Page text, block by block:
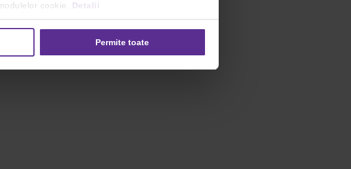
cookie. Detalii
Permite toate